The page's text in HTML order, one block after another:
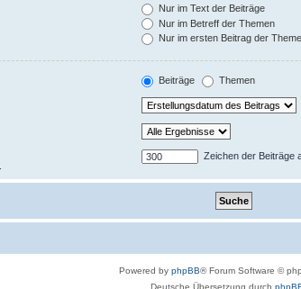
Nur im Text der Beiträge
Nur im Betreff der Themen
Nur im ersten Beitrag der
Beiträge Themen
Zeichen der Beiträge
Powered by phpBB® Forum Software ©
Deutsche Übersetzung durch